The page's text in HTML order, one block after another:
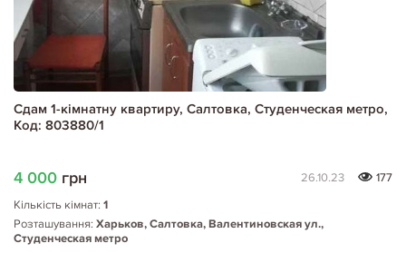
Сдам 1-кімнатну квартиру, Салтовка, Студенческая метро,
Код: 803880/1
4 000 грн 26.10.23
177
Кількість кімнат: 1
Розташування: Харьков, Салтовка, Валентиновская ул.,
Студенческая метро